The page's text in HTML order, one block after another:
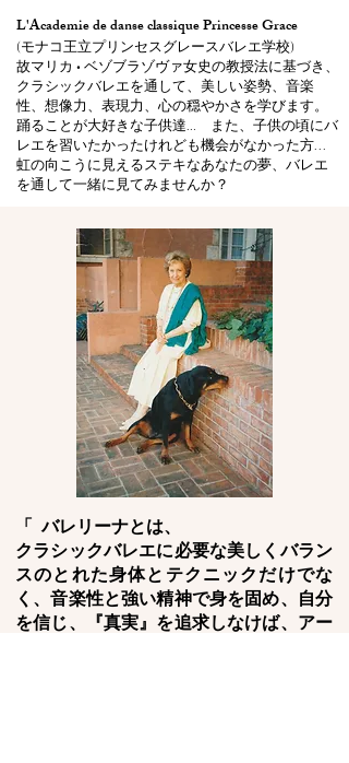
L'Academie de danse classique Princesse Grace
(モナコ王立プリンセスグレースバレエ学校)
故マリカ • ベゾブラゾヴァ女史の教授法に基づき、
クラシックバレエを通して、美しい姿勢、音楽
性、想像力、表現力、心の穏やかさを学びます。
踊ることが大好きな子供達… また、子供の頃にバ
レエを習いたかったけれども機会がなかった方...
虹の向こうに見えるステキなあなたの夢、バレエ
を通して一緒に見てみませんか？
「 バレリーナとは、
クラシックバレエに必要な美しくバラン
スのとれた身体とテクニックだけでな
く、音楽性と強い精神で身を固め、自分
を信じ、『真実』を追求しなけば、アー